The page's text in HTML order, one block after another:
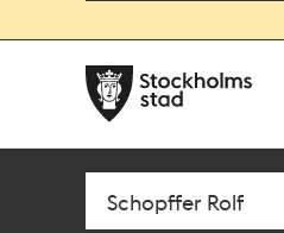
navigationen
huvudinnehållet
Sök